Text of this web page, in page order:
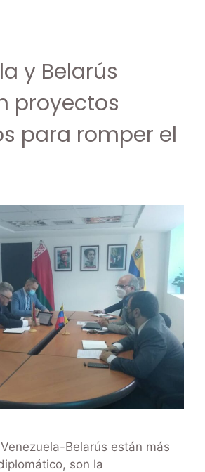
y Belarús
proyectos
para romper el
Belarús están más
son la